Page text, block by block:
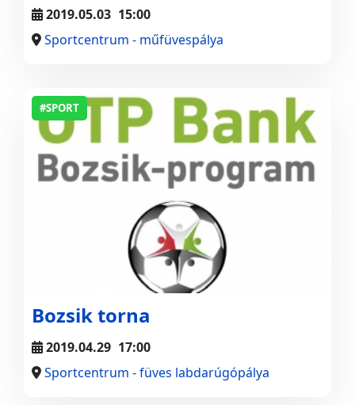
2019.05.03 15:00
Sportcentrum - műfüvespálya
#SPORT
Bozsik torna
2019.04.29 17:00
Sportcentrum - füves labdarúgópálya